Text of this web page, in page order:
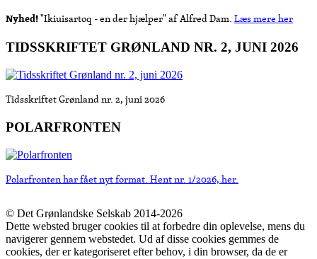
Nyhed!"Ikiuisartoq - en der hjælper" af Alfred Dam.Læs mere her
TIDSSKRIFTET GRØNLAND NR. 2, JUNI 2026
Tidsskriftet Grønland nr. 2, juni 2026
POLARFRONTEN
Polarfronten har fået nyt format. Hent nr. 1/2026, her.
© Det Grønlandske Selskab 2014-2026
Dette websted bruger cookies til at forbedre din oplevelse, mens du
navigerer gennem webstedet. Ud af disse cookies gemmes de
cookies, der er kategoriseret efter behov, i din browser, da de er